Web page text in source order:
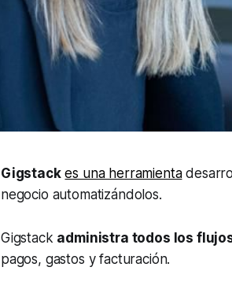
Gigstack es una herramienta
negocio automatizándolos.
Gigstack administra todos los
pagos, gastos y facturación.